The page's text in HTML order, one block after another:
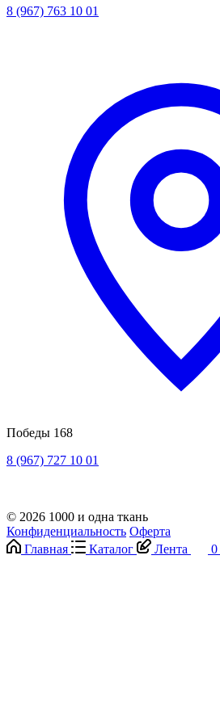
8 (967) 763 10 01
Победы 168
8 (967) 727 10 01
© 2026 1000 и одна ткань
Конфиденциальность Оферта
Главная
Каталог Лента 0